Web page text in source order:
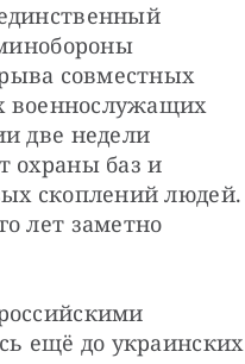
пример такого взаимодействия. Еще в мае сербское минобороны
совместных
военнослужащих
две недели
охраны баз и
скоплений людей.
лет заметно
ещё до украинских